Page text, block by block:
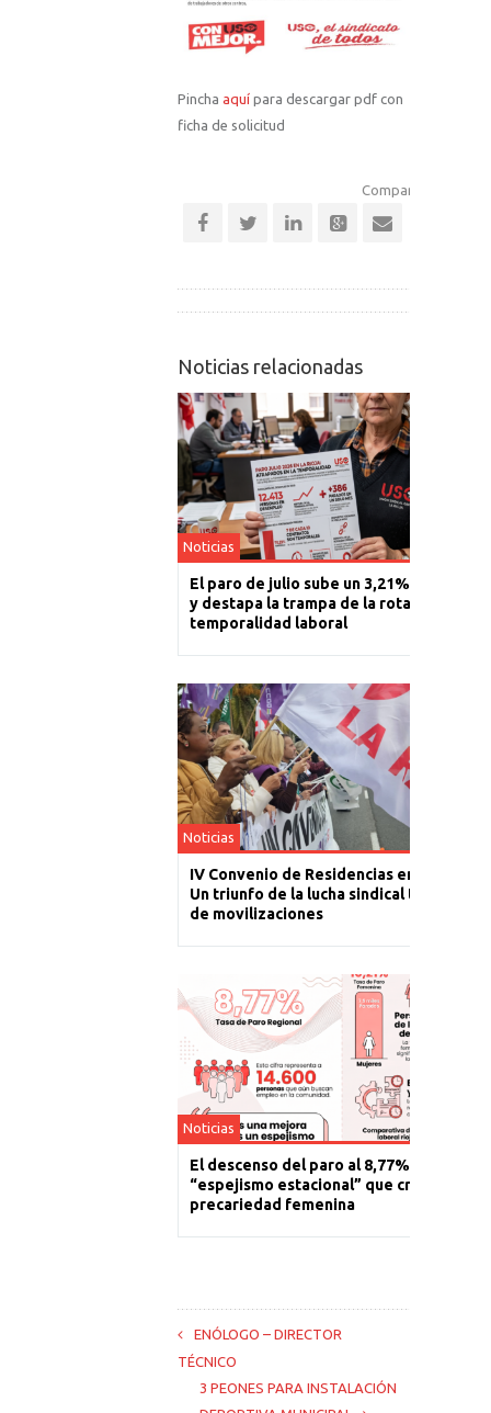
Pincha aquí para descargar pdf con
ficha de solicitud
Comparte esta
Noticias relacionadas
Noticias
El paro de julio sube un 3,21% en La
y destapa la trampa de la rotación y la
temporalidad laboral
Noticias
IV Convenio de Residencias en La Rioja:
Un triunfo de la lucha sindical tras un año
de movilizaciones
Noticias
El descenso del paro al 8,77% es un
“espejismo estacional” que cronifica la
precariedad femenina
ENÓLOGO – DIRECTOR
TÉCNICO
3 PEONES PARA INSTALACIÓN